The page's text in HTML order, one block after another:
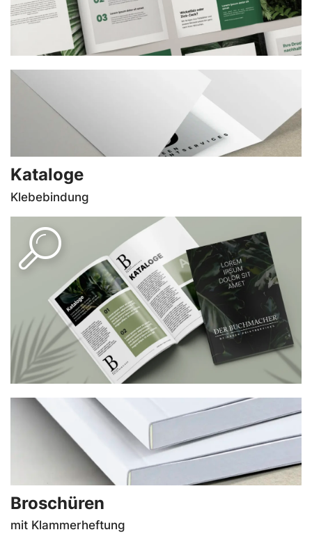
Kataloge
Klebebindung
Häufig in folgenden Kern-Papierstärken:
100g/m2, 115g/m2, 135g/m2
Umschlag in 250g/m2, 300g/m2, 350g/m2 .
Beliebte Veredelungen:
matt, glänzend oder Soft-Touch Cellophanierung
Broschüren
mit Klammerheftung